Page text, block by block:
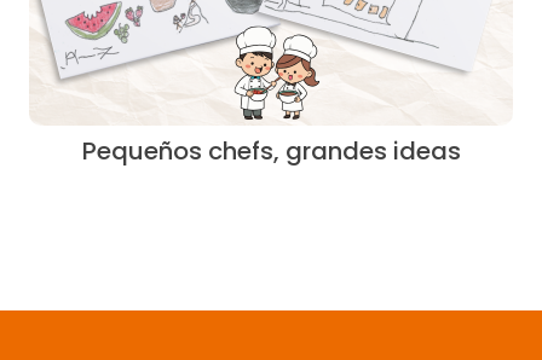
Pequeños chefs, grandes ideas